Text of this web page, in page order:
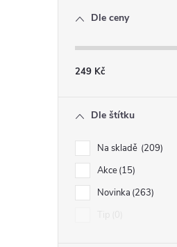
Dle ceny
249 Kč
Dle štítku
Na skladě 209
Akce 15
Novinka 263